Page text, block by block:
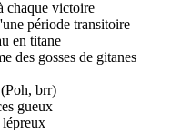
chaque victoire
période transitoire
en titane
des gosses de gitanes
brr)
gueux
lépreux